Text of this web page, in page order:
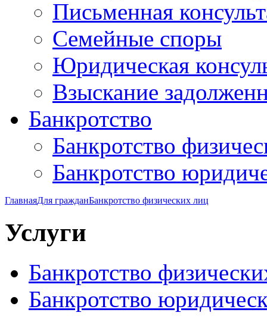
Письменная
Семейные споры
Юридическая
Взыскание
Банкротство
Банкротство
Банкротство
ГлавнаяДля гражданБанкротство физических лиц
Услуги
Банкротство
Банкротство